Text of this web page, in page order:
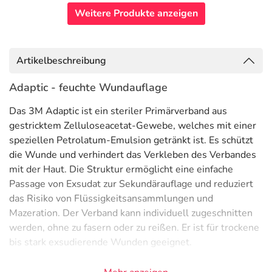
Weitere Produkte anzeigen
Artikelbeschreibung
Adaptic - feuchte Wundauflage
Das 3M Adaptic ist ein steriler Primärverband aus
gestricktem Zelluloseacetat-Gewebe, welches mit einer
speziellen Petrolatum-Emulsion getränkt ist. Es schützt
die Wunde und verhindert das Verkleben des Verbandes
mit der Haut. Die Struktur ermöglicht eine einfache
Passage von Exsudat zur Sekundärauflage und reduziert
das Risiko von Flüssigkeitsansammlungen und
Mazeration. Der Verband kann individuell zugeschnitten
werden, ohne zu fasern oder zu reißen. Er ist für trockene
bis stark exsudierende Wunden geeignet.